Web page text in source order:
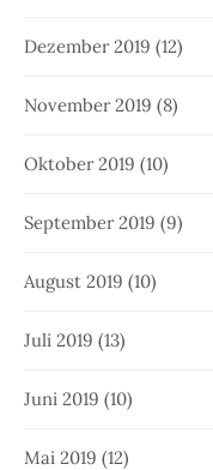
Dezember 2019 (12)
November 2019 (8)
Oktober 2019 (10)
September 2019 (9)
August 2019 (10)
Juli 2019 (13)
Juni 2019 (10)
Mai 2019 (12)